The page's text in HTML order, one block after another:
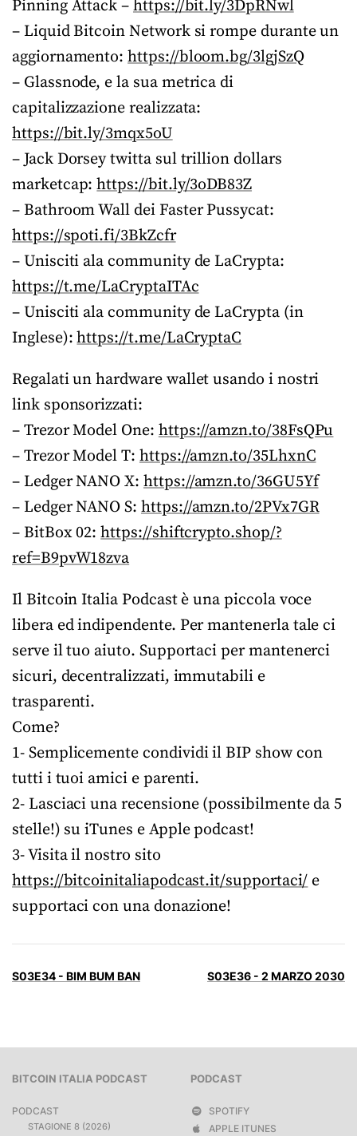
Pinning Attack – https://bit.ly/3DpRNwl
– Liquid Bitcoin Network si rompe durante un
aggiornamento:https://bloom.bg/3lgjSzQ
– Glassnode, e la sua metrica di
capitalizzazione realizzata:
https://bit.ly/3mqx5oU
– Jack Dorsey twitta sul trillion dollars
marketcap:https://bit.ly/3oDB83Z
– Bathroom Wall dei Faster Pussycat:
https://spoti.fi/3BkZcfr
– Unisciti ala community de LaCrypta:
https://t.me/LaCryptaITAc
– Unisciti ala community de LaCrypta (in
Inglese):https://t.me/LaCryptaC
Regalati un hardware wallet usando i nostri
link sponsorizzati:
– Trezor Model One: https://amzn.to/38FsQPu
– Trezor Model T: https://amzn.to/35LhxnC
– Ledger NANO X: https://amzn.to/36GU5Yf
– Ledger NANO S: https://amzn.to/2PVx7GR
– BitBox 02:https://shiftcrypto.shop/?
ref=B9pvW18zva
Il Bitcoin Italia Podcast è una piccola voce
libera ed indipendente. Per mantenerla tale ci
serve il tuo aiuto. Supportaci per mantenerci
sicuri, decentralizzati, immutabili e
trasparenti.
Come?
1- Semplicemente condividi il BIP show con
tutti i tuoi amici e parenti.
2- Lasciaci una recensione (possibilmente da 5
stelle!) su iTunes e Apple podcast!
3- Visita il nostro sito
https://bitcoinitaliapodcast.it/supportaci/e
supportaci con una donazione!
S03E34 - BIM BUM BAN S03E36 - 2 MARZO 2030
BITCOIN ITALIA PODCAST
PODCAST
STAGIONE 8 (2026)
PODCAST
SPOTIFY
APPLE ITUNES